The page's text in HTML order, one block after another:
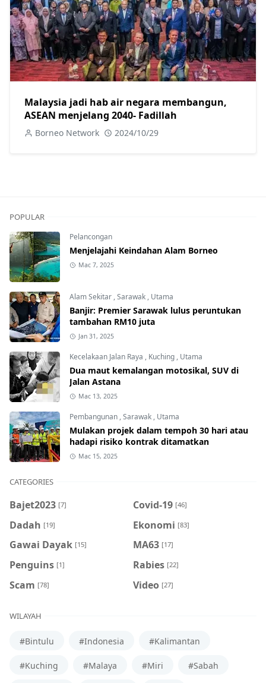
Malaysia jadi hab air negara membangun,
ASEAN menjelang 2040- Fadillah
Borneo Network 2024/10/29
POPULAR
Pelancongan
Menjelajahi Keindahan Alam Borneo
Mac 7, 2025
Alam Sekitar ,Sarawak , Utama
Banjir: Premier Sarawak lulus peruntukan
tambahan RM10 juta
Jan 31, 2025
Kecelakaan Jalan Raya , Kuching , Utama
Dua maut kemalangan motosikal, SUV di
Jalan Astana
Mac 13, 2025
Pembangunan ,Sarawak , Utama
Mulakan projek dalam tempoh 30 hari atau
hadapi risiko kontrak ditamatkan
Mac 15, 2025
CATEGORIES
Bajet2023 [7] Covid-19 [46]
Dadah [19] Ekonomi [83]
Gawai Dayak [15] MA63 [17]
Penguins [1] Rabies [22]
Scam [78] Video [27]
WILAYAH
#Bintulu #Indonesia #Kalimantan
#Kuching #Malaya #Miri #Sabah